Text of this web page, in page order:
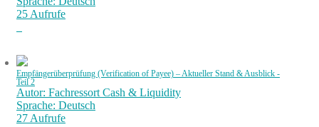
25 Aufrufe
Empfängerüberprüfung (Verification of Payee) – Aktueller Stand & Ausblick -
Teil 2
Autor: Fachressort Cash & Liquidity
Sprache: Deutsch
27 Aufrufe